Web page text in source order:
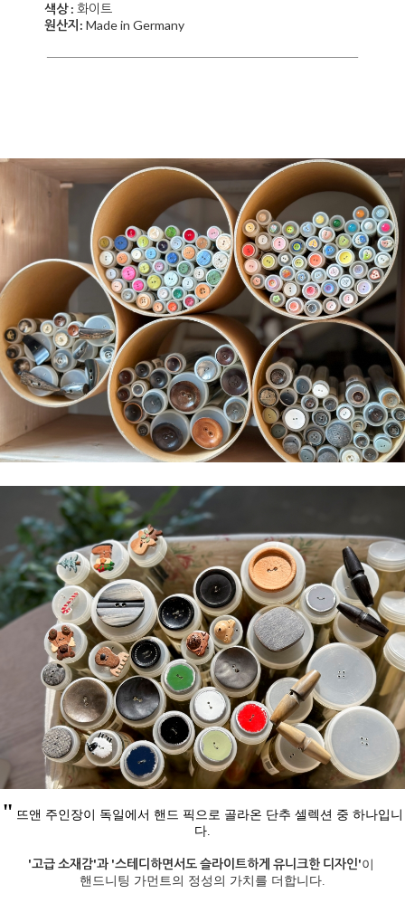
색상 : 화이트
원산지: Made in Germany
" 뜨앤 주인장이 독일에서 핸드 픽으로 골라온 단추 셀렉션 중 하나입니
다.
'고급 소재감'과 '스테디하면서도 슬라이트하게 유니크한 디자인'이
핸드니팅 가먼트의 정성의 가치를 더합니다.